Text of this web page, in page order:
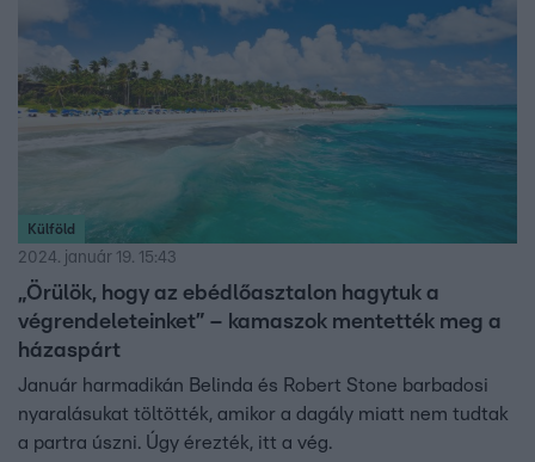
Külföld
2024. január 19. 15:43
„Örülök, hogy az ebédlőasztalon hagytuk a
végrendeleteinket” – kamaszok mentették meg a
házaspárt
Január harmadikán Belinda és Robert Stone barbadosi
nyaralásukat töltötték, amikor a dagály miatt nem tudtak
a partra úszni. Úgy érezték, itt a vég.